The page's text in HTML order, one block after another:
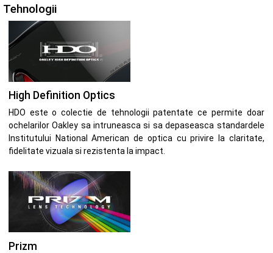
Tehnologii
High Definition Optics
HDO este o colectie de tehnologii patentate ce permite doar
ochelarilor Oakley sa intruneasca si sa depaseasca standardele
Institutului National American de optica cu privire la claritate,
fidelitate vizuala si rezistenta la impact.
Prizm